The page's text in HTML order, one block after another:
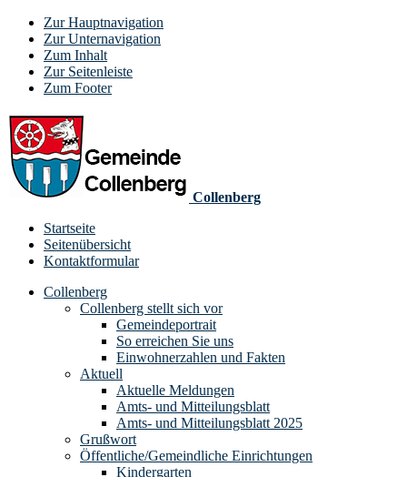
Zur Hauptnavigation
Zur Unternavigation
Zum Inhalt
Zur Seitenleiste
Zum Footer
Collenberg
Startseite
Seitenübersicht
Kontaktformular
Collenberg
Collenberg stellt sich vor
Gemeindeportrait
So erreichen Sie uns
Einwohnerzahlen und Fakten
Aktuell
Aktuelle Meldungen
Amts- und Mitteilungsblatt
Amts- und Mitteilungsblatt 2025
Grußwort
Öffentliche/Gemeindliche Einrichtungen
Kindergarten